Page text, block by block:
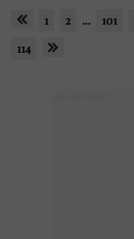
1 2 ... 101
114